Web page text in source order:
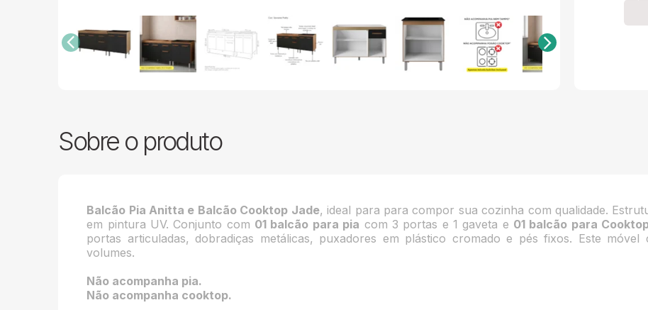
Sobre o produto
Balcão Pia Anitta e Balcão Cooktop Jade, ideal para para compor sua cozinha com qualidade.
em pintura UV. Conjunto com 01 balcão para pia com 3 portas e 1 gaveta e 01 balcão para
portas articuladas, dobradiças metálicas, puxadores em plástico cromado e pés fixos. Este
volumes.
Não acompanha pia.
Não acompanha cooktop.